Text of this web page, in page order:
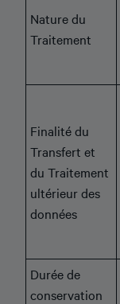
Nature du
Traitement
Finalité du
Transfert et
du Traitement
ultérieur des
données
Durée de
conservation